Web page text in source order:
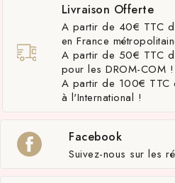
Livraison Offerte
A partir de 40€ TTC
en France
A partir de 50€ TTC
pour les DROM-COM !
A partir de 100€ TTC
à l'International !
Facebook
Suivez-nous sur les